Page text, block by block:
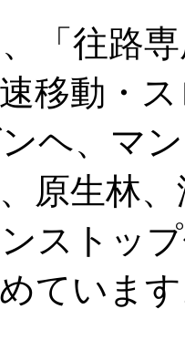
「往路
移動・
ヘ、マ
原生林
ストッ
ていま